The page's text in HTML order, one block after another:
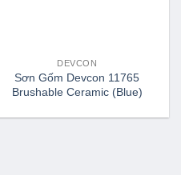
DEVCON
Sơn Gốm Devcon 11765
Brushable Ceramic (Blue)